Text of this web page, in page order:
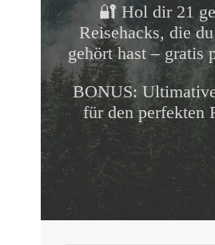
🔐 Hol dir 21
Reisehacks, die
gehört hast – gratis
BONUS:
für den perfekten